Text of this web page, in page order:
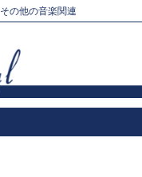
その他の音楽関連